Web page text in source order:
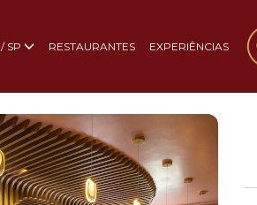
SP RESTAURANTES EXPERIÊNCIAS